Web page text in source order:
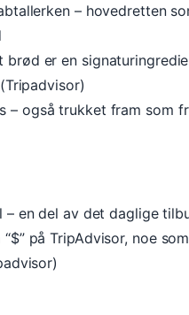
– hovedretten
brød er en
– også trukket fram som
– en del av det daglige
på TripAdvisor, noe